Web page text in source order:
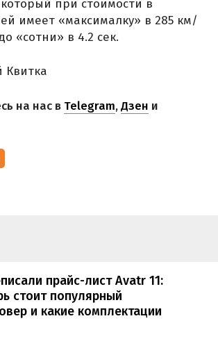
который при стоимости в
имеет «максималку» в 285 км/
«сотни» в 4.2 сек.
Квитка
на нас в Telegram,Дзен и
прайс-лист Avatr 11:
стоит популярный
и какие комплектации